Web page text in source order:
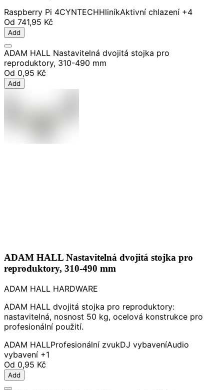
Raspberry Pi 4CYNTECHHliníkAktivní chlazení +4
Od 741,95 Kč
Add
ADAM HALL Nastavitelná dvojitá stojka pro
reproduktory, 310-490 mm
Od 0,95 Kč
Add
ADAM HALL Nastavitelná dvojitá stojka pro
reproduktory, 310-490 mm
ADAM HALL HARDWARE
ADAM HALL dvojitá stojka pro reproduktory:
nastavitelná, nosnost 50 kg, ocelová konstrukce pro
profesionální použití.
ADAM HALLProfesionální zvukDJ vybaveníAudio
vybavení +1
Od 0,95 Kč
Add